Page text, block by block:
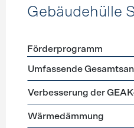
Gebäudehülle
Förderprogramme
Förderprogramm
Umfassende
Verbesserung der
Wärmedämmung